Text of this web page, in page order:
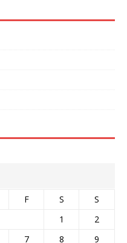
F S
S
1
2
7 8
9